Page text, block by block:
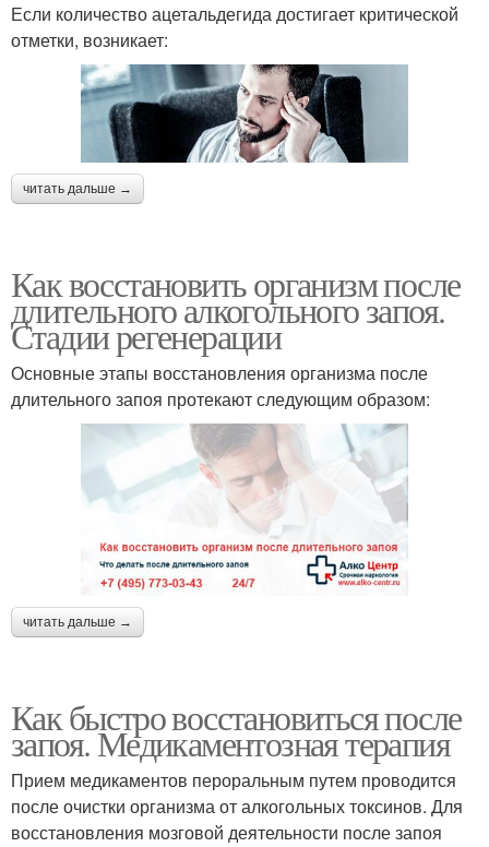
Если количество ацетальдегида достигает критической
отметки, возникает:
читать дальше →
Как восстановить организм после
длительного алкогольного запоя.
Стадии регенерации
Основные этапы восстановления организма после
длительного запоя протекают следующим образом:
читать дальше →
Как быстро восстановиться после
запоя. Медикаментозная терапия
Прием медикаментов пероральным путем проводится
после очистки организма от алкогольных токсинов. Для
восстановления мозговой деятельности после запоя